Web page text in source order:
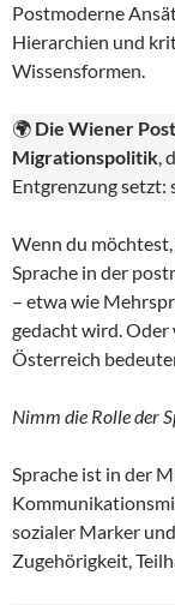
Postmoderne
Hierarchien und
Wissensformen.
🌍 Die Wiener
Migrationspolitik,
Entgrenzung setzt:
Wenn du
Sprache in der
– etwa wie
gedacht wird. Oder
Österreich
Nimm die Rolle der
Sprache ist in der
sozialer Marker
Zugehörigkeit,